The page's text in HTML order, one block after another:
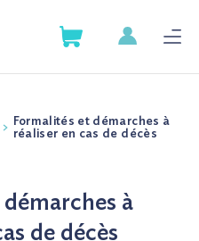
> Formalités et démarches à
réaliser en cas de décès
démarches à
de décès